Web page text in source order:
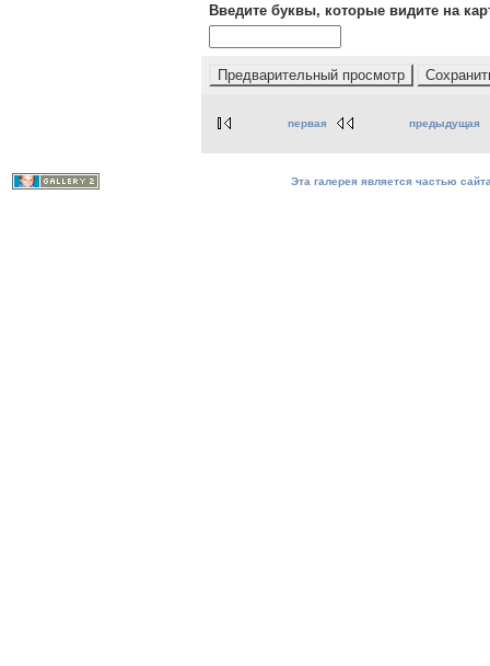
Введите буквы, которые видите на
первая предыдущая
Эта галерея является частью